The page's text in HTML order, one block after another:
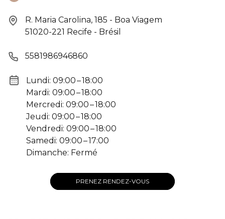
R. Maria Carolina, 185 - Boa Viagem
51020-221 Recife - Brésil
5581986946860
Lundi: 09:00 – 18:00
Mardi: 09:00 – 18:00
Mercredi: 09:00 – 18:00
Jeudi: 09:00 – 18:00
Vendredi: 09:00 – 18:00
Samedi: 09:00 – 17:00
Dimanche: Fermé
PRENEZ RENDEZ-VOUS